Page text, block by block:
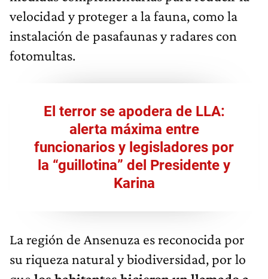
velocidad y proteger a la fauna, como la
instalación de pasafaunas y radares con
fotomultas.
El terror se apodera de LLA:
alerta máxima entre
funcionarios y legisladores por
la “guillotina” del Presidente y
Karina
La región de Ansenuza es reconocida por
su riqueza natural y biodiversidad, por lo